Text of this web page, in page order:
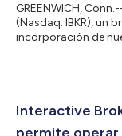
GREENWICH,
(Nasdaq: IBKR), un
incorporación de
transferir fondos a
estadounidenses
Interactive